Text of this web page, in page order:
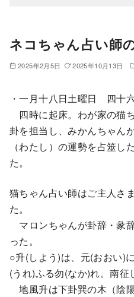
ネコちゃん占い師
2025年2月5日 2025年10月13日
・一月十八日土曜日 四
四時に起床。わが家の猫
卦を担当し、みかんちゃん
（わたし）の運勢を占筮
た。
猫ちゃん占い師はご主人さ
た。
マロンちゃんが卦辞・彖
った。
○升(しよう)は、元(おおい)
(うれ)ふる勿(なか)れ。南征
地風升は下卦巽の木（陰